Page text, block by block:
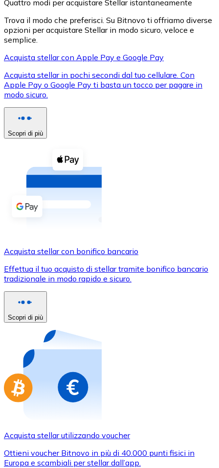
XRP
XRP
Vedi tutto
Buoni cripto
Acquista criptovalute in contanti e altri mezzi di
Acquista con contanti
Bonifico SEPA
Usa le carte Visa e Mastercard per acquistare
Acquista con carta
Acquista gift card dei tuoi marchi preferiti con
Vai al negozio di carte regalo
Quattro modi per acquistare Stellar istantaneamente
Trova il modo che preferisci. Su Bitnovo ti offriamo diverse
opzioni per acquistare Stellar in modo sicuro, veloce e
semplice.
Acquista stellar con Apple Pay e Google Pay
Acquista stellar in pochi secondi dal tuo cellulare. Con
Apple Pay o Google Pay ti basta un tocco per pagare in
modo sicuro.
Scopri di più
Acquista stellar con bonifico bancario
Effettua il tuo acquisto di stellar tramite bonifico bancario
tradizionale in modo rapido e sicuro.
Scopri di più
Acquista stellar utilizzando voucher
Ottieni voucher Bitnovo in più di 40.000 punti fisici in
Europa e scambiali per stellar dall’app.